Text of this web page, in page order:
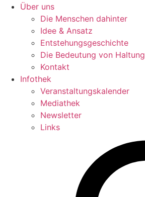
Über uns
Die Menschen dahinter
Idee & Ansatz
Entstehungsgeschichte
Die Bedeutung von Haltung
Kontakt
Infothek
Veranstaltungskalender
Mediathek
Newsletter
Links